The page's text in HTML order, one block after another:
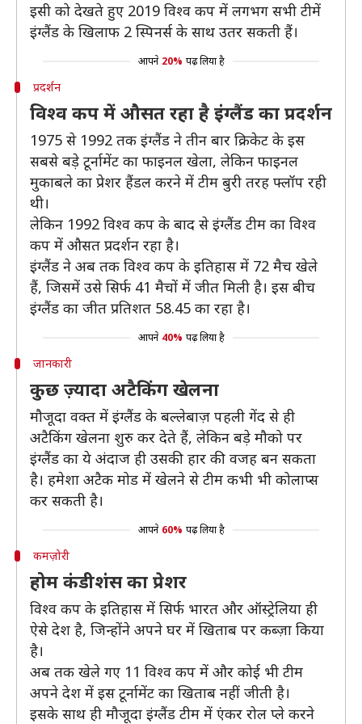
इसी को देखते हुए 2019 विश्व कप में लगभग सभी टीमें
इंग्लैंड के खिलाफ 2 स्पिनर्स के साथ उतर सकती हैं।
आपने 20% पढ़ लिया है
प्रदर्शन
विश्व कप में औसत रहा है इंग्लैंड का प्रदर्शन
1975 से 1992 तक इंग्लैंड ने तीन बार क्रिकेट के इस
सबसे बड़े टूर्नामेंट का फाइनल खेला, लेकिन फाइनल
मुकाबले का प्रेशर हैंडल करने में टीम बुरी तरह फ्लॉप रही
थी।
लेकिन 1992 विश्व कप के बाद से इंग्लैंड टीम का विश्व
कप में औसत प्रदर्शन रहा है।
इंग्लैंड ने अब तक विश्व कप के इतिहास में 72 मैच खेले
हैं, जिसमें उसे सिर्फ 41 मैचों में जीत मिली है। इस बीच
इंग्लैंड का जीत प्रतिशत 58.45 का रहा है।
आपने 40% पढ़ लिया है
जानकारी
कुछ ज़्यादा अटैकिंग खेलना
मौजूदा वक्त में इंग्लैंड के बल्लेबाज़ पहली गेंद से ही
अटैकिंग खेलना शुरु कर देते हैं, लेकिन बड़े मौको पर
इंग्लैंड का ये अंदाज ही उसकी हार की वजह बन सकता
है। हमेशा अटैक मोड में खेलने से टीम कभी भी कोलाप्स
कर सकती है।
आपने 60% पढ़ लिया है
कमज़ोरी
होम कंडीशंस का प्रेशर
विश्व कप के इतिहास में सिर्फ भारत और ऑस्ट्रेलिया ही
ऐसे देश है, जिन्होंने अपने घर में खिताब पर कब्ज़ा किया
है।
अब तक खेले गए 11 विश्व कप में और कोई भी टीम
अपने देश में इस टूर्नामेंट का खिताब नहीं जीती है।
इसके साथ ही मौजूदा इंग्लैंड टीम में एंकर रोल प्ले करने